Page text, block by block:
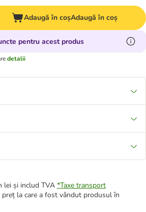
Adaugă în coșAdaugă în coș
pentru acest produs
detalii
lei și includ TVA *Taxe transport
la care a fost vândut produsul în